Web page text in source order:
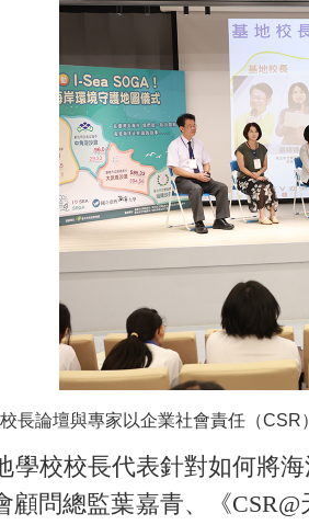
長論壇與專家以企業社會責任（CSR
校校長代表針對如何將
顧問總監葉嘉青、《